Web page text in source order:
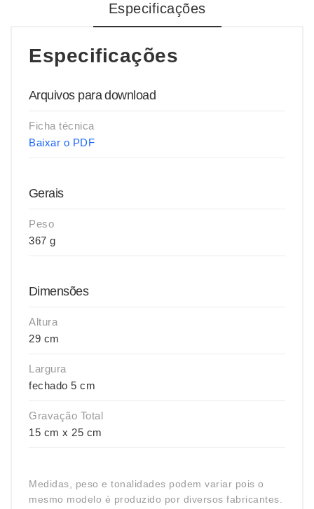
Especificações
Especificações
Arquivos para download
Ficha técnica
Baixar o PDF
Gerais
Peso
367 g
Dimensões
Altura
29 cm
Largura
fechado 5 cm
Gravação Total
15 cm x 25 cm
Medidas, peso e tonalidades podem variar pois o
mesmo modelo é produzido por diversos fabricantes.